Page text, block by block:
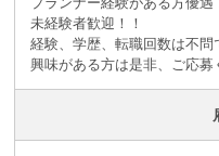
未経験者歓迎！！
経験、学歴、転職回数は不問
興味がある方は是非、ご応募